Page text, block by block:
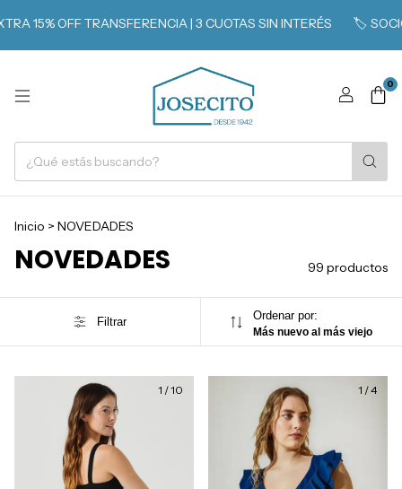
| 3 CUOTAS SIN INTERÉS 🏷️ SOCIOS CLARÍN 365
0
Inicio > NOVEDADES
NOVEDADES 99 productos
Filtrar Ordenar por:
Más nuevo al más viejo
1 /10 1 /4